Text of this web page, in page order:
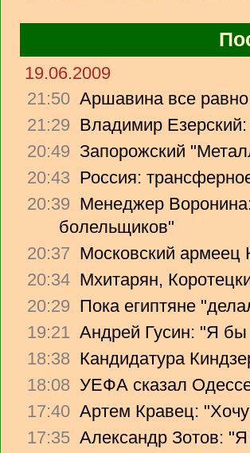
19.06.2009
21:50 Аршавина все
21:29 Владимир
20:49 Запорожский
20:43 Россия:
20:39 Менеджер
болельщиков"
20:37 Московский армеец
20:34 Мхитарян,
20:29 Пока египтяне
19:21 Андрей Гусин: "Я
18:38 Кандидатура
18:08 УЕФА сказал
17:40 Артем Кравец:
17:35 Александр Зотов: